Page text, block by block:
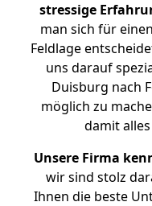
stressige
man sich für
Feldlage
uns darauf
Duisburg nach
möglich zu
damit
Unsere Firma
wir sind stolz
Ihnen die beste